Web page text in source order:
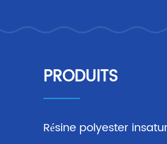
PRODUITS
Résine polyester